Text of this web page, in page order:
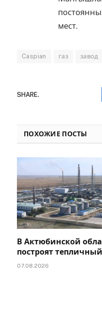
мест.
Caspian газ завод
SHARE.
ПОХОЖИЕ ПОСТЫ
В Актюбинской
построят
07.08.2026